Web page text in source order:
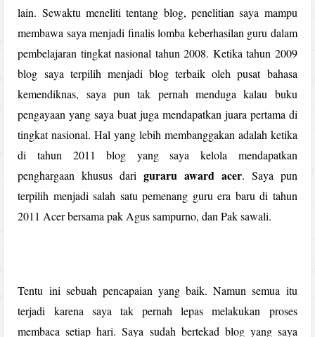
lain. Sewaktu meneliti tentang blog, penelitian saya mampu
membawa saya menjadi finalis lomba keberhasilan guru dalam
pembelajaran tingkat nasional tahun 2008. Ketika tahun 2009
blog saya terpilih menjadi blog terbaik oleh pusat bahasa
kemendiknas, saya pun tak pernah menduga kalau buku
pengayaan yang saya buat juga mendapatkan juara pertama di
tingkat nasional. Hal yang lebih membanggakan adalah ketika
di tahun 2011 blog yang saya kelola mendapatkan
penghargaan khusus dari guraru award acer. Saya pun
terpilih menjadi salah satu pemenang guru era baru di tahun
2011 Acer bersama pak Agus sampurno, dan Pak sawali.
Tentu ini sebuah pencapaian yang baik. Namun semua itu
terjadi karena saya tak pernah lepas melakukan proses
membaca setiap hari. Saya sudah bertekad blog yang saya